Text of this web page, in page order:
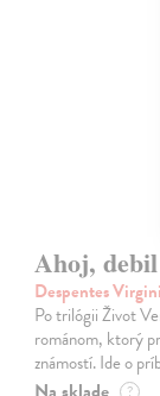
Ahoj, debil
Despentes
Po trilógii Život
románom, ktorý
známostí. Ide o
?